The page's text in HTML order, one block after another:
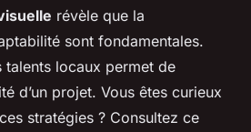
révèle que la
sont fondamentales.
talents locaux permet de
d’un projet. Vous êtes curieux
stratégies ? Consultez ce